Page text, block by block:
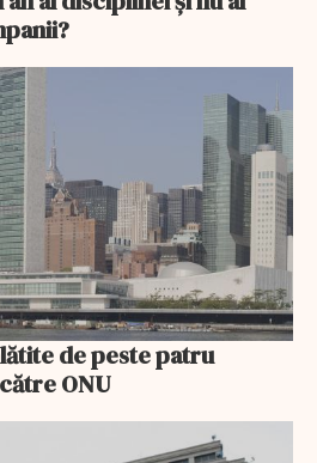
de peste patru
ONU